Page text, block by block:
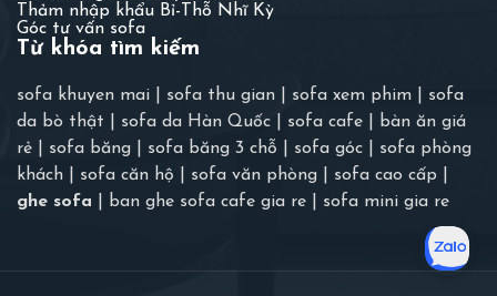
Thảm nhập khẩu Bỉ-Thỗ Nhĩ Kỳ
Góc tư vấn sofa
Từ khóa tìm kiếm
sofa khuyen mai sofa thu gian sofa xem phim
sofa
da bò thật
sofa da Hàn Quốc sofa cafe
bàn ăn giá
rẻ
sofa băng sofa băng 3 chỗ sofa góc
sofa phòng
khách
sofa căn hộ sofa văn phòng sofa cao cấp
ghe sofa
ban ghe sofa cafe gia re sofa mini gia re